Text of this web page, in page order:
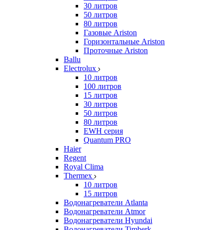
30 литров
50 литров
80 литров
Газовые Ariston
Горизонтальные Ariston
Проточные Ariston
Ballu
Electrolux
10 литров
100 литров
15 литров
30 литров
50 литров
80 литров
EWH серия
Quantum PRO
Haier
Regent
Royal Clima
Thermex
10 литров
15 литров
Водонагреватели Atlanta
Водонагреватели Atmor
Водонагреватели Hyundai